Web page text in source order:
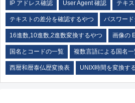
IP アドレス確認 User Agent 確認 テキ
テキストの差分を確認するやつ パスワー
16進数,10進数,2進数変換するやつ 画像の
国名とコードの一覧 複数言語による国名
西暦和暦泰仏歴変換表 UNIX時間を変換す